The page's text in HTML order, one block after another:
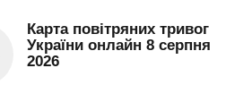
Карта повітряних тривог
України онлайн 8 серпня
2026